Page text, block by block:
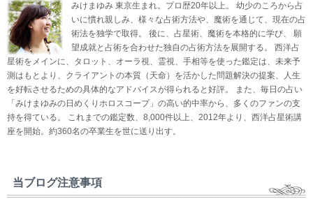
みけまゆみ 東京生まれ。プロ歴20年以上。 幼少のころから占
いに慣れ親しみ、様々な占術方法や、魔術を通じて、現在の占
術法を独学で取得。 後に、占星術、魔術を本格的に学び、 願
望成就と占術を合わせた独自の占術方法を展開する。 西洋占
星術をメインに、タロット、オーラ視、霊視、手相等を使った鑑定は、未来予
測はもとより、クライアントの本質（天命）を活かした問題解決の提案、人生
を好転させるための具体的なアドバイスが得られると好評。 また、毎日の占い
「みけまゆみの日めくりホロスコープ」の高い的中率から、多くのファンの支
持を得ている。 これまでの鑑定数、8,000件以上、2012年より、西洋占星術講
座を開始。約360名の卒業生を世に送り出す。
当ブログ注意事項